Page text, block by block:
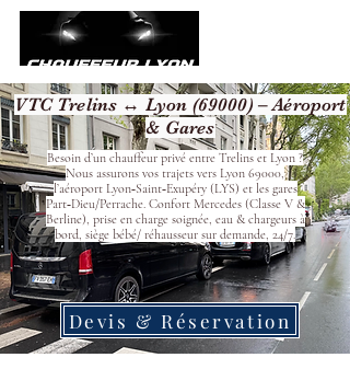
VTC Trelins ↔ Lyon (69000) – Aéroport
& Gares
Besoin d’un chauffeur privé entre Trelins et Lyon ?
Nous assurons vos trajets vers Lyon 69000,
l’aéroport Lyon‑Saint‑Exupéry (LYS) et les gares
Part‑Dieu/Perrache. Confort Mercedes (Classe V &
Berline), prise en charge soignée, eau & chargeurs à
bord, siège bébé/ réhausseur sur demande, 24/7.
Devis & Réservation